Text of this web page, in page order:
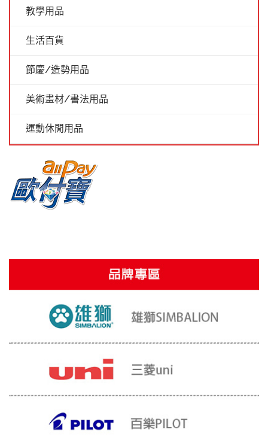
教學用品
生活百貨
節慶/造勢用品
美術畫材/書法用品
運動休閒用品